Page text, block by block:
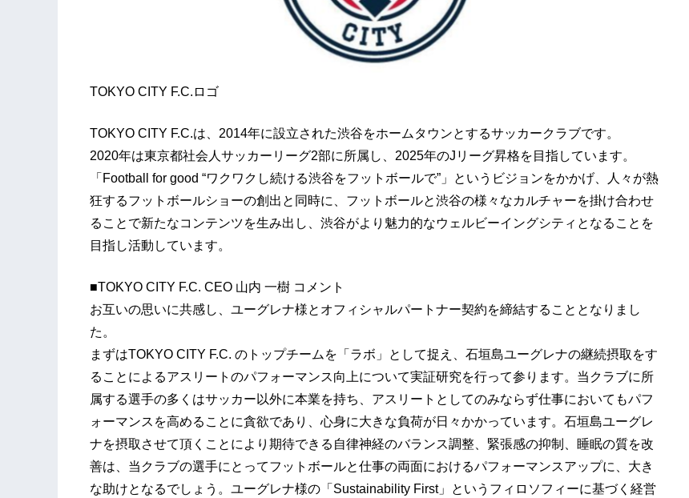
TOKYO CITY F.C.ロゴ
TOKYO CITY F.C.は、2014年に設立された渋谷をホームタウンとするサッカークラブです。
2020年は東京都社会人サッカーリーグ2部に所属し、2025年のJリーグ昇格を目指しています。
「Football for good “ワクワクし続ける渋谷をフットボールで”」というビジョンをかかげ、人々が熱
狂するフットボールショーの創出と同時に、フットボールと渋谷の様々なカルチャーを掛け合わせ
ることで新たなコンテンツを生み出し、渋谷がより魅力的なウェルビーイングシティとなることを
目指し活動しています。
■TOKYO CITY F.C. CEO 山内 一樹 コメント
お互いの思いに共感し、ユーグレナ様とオフィシャルパートナー契約を締結することとなりまし
た。
まずはTOKYO CITY F.C. のトップチームを「ラボ」として捉え、石垣島ユーグレナの継続摂取をす
ることによるアスリートのパフォーマンス向上について実証研究を行って参ります。当クラブに所
属する選手の多くはサッカー以外に本業を持ち、アスリートとしてのみならず仕事においてもパフ
ォーマンスを高めることに貪欲であり、心身に大きな負荷が日々かかっています。石垣島ユーグレ
ナを摂取させて頂くことにより期待できる自律神経のバランス調整、緊張感の抑制、睡眠の質を改
善は、当クラブの選手にとってフットボールと仕事の両面におけるパフォーマンスアップに、大き
な助けとなるでしょう。ユーグレナ様の「Sustainability First」というフィロソフィーに基づく経営